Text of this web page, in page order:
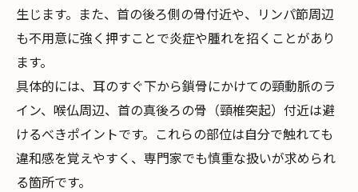
生じます。また、首の後ろ側の骨付近や、リンパ節周辺
も不用意に強く押すことで炎症や腫れを招くことがあり
ます。
具体的には、耳のすぐ下から鎖骨にかけての頸動脈のラ
イン、喉仏周辺、首の真後ろの骨（頸椎突起）付近は避
けるべきポイントです。これらの部位は自分で触れても
違和感を覚えやすく、専門家でも慎重な扱いが求められ
る箇所です。